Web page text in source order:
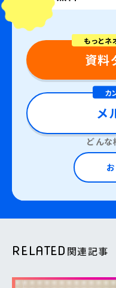
もっとネ
資料
カ
メ
どんな
RELATED 関連記事